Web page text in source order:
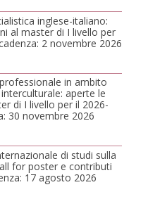
al master di I livello per
2 novembre 2026
aperte le
di I livello per il 2026-
30 novembre 2026
for poster e contributi
17 agosto 2026